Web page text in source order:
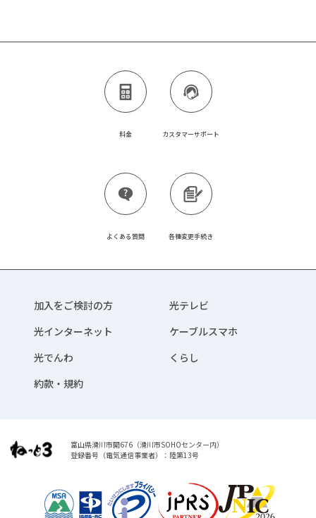
料金 カスタマーサポート
よくある質問 各種変更手続き
加入をご検討の方
光テレビ
光インターネット
ケーブルスマホ
光でんわ
くらし
約款・規約
富山県滑川市開676（滑川市SOHOセンター内）
登録番号（電気通信事業者）：陸第13号